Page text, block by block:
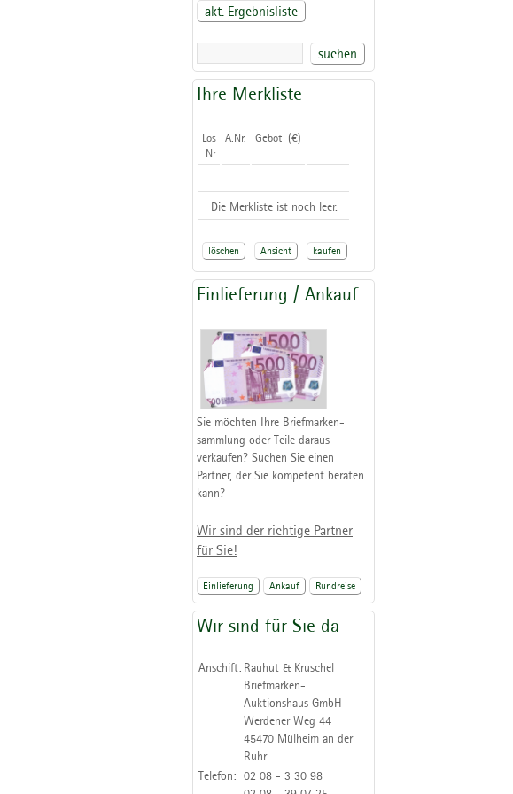
akt. Ergebnisliste
suchen
Ihre Merkliste
Los
Nr
A.Nr. Gebot (€)
Die Merkliste ist noch leer.
löschen Ansicht kaufen
Einlieferung / Ankauf
Sie möchten Ihre Briefmarken-
sammlung oder Teile daraus
verkaufen? Suchen Sie einen
Partner, der Sie kompetent beraten
kann?
Wir sind der richtige Partner
für Sie!
Einlieferung Ankauf Rundreise
Wir sind für Sie da
Anschift: Rauhut & Kruschel
Briefmarken-
Auktionshaus GmbH
Werdener Weg 44
45470 Mülheim an der
Ruhr
Telefon: 02 08 - 3 30 98